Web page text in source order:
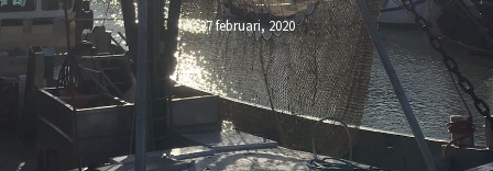
27 februari, 2020